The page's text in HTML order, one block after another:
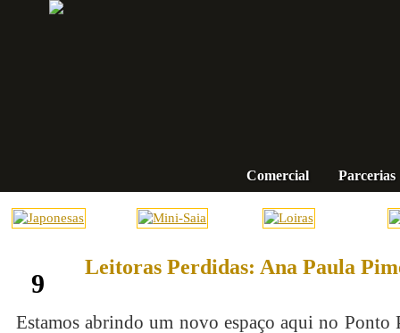
Parcerias
Comercial
9
Leitoras Perdidas: Ana Paula
Estamos abrindo um novo espaço aqui no Ponto